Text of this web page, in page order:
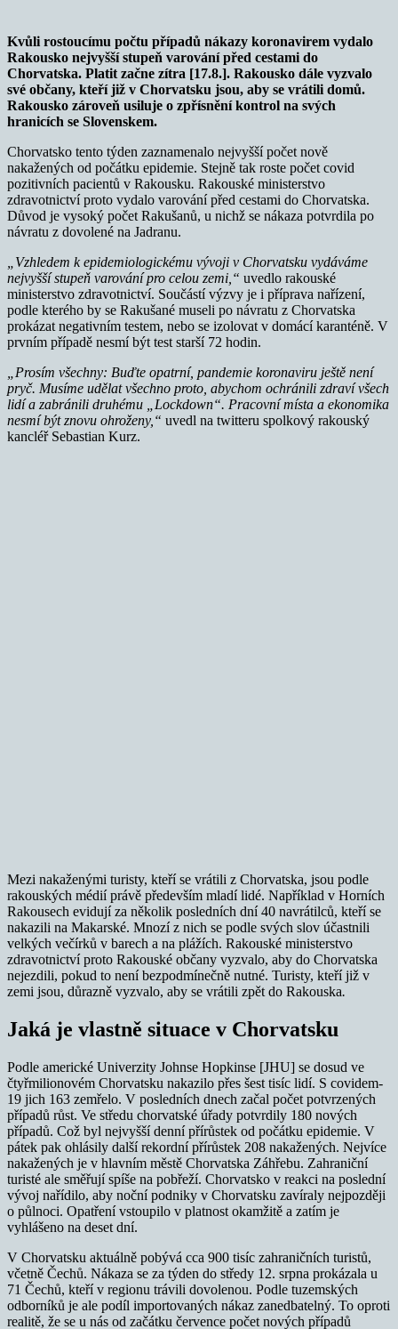
Kvůli rostoucímu počtu případů nákazy koronavirem vydalo
Rakousko nejvyšší stupeň varování před cestami do
Chorvatska. Platit začne zítra [17.8.]. Rakousko dále vyzvalo
své občany, kteří již v Chorvatsku jsou, aby se vrátili domů.
Rakousko zároveň usiluje o zpřísnění kontrol na svých
hranicích se Slovenskem.
Chorvatsko tento týden zaznamenalo nejvyšší počet nově
nakažených od počátku epidemie. Stejně tak roste počet covid
pozitivních pacientů v Rakousku. Rakouské ministerstvo
zdravotnictví proto vydalo varování před cestami do Chorvatska.
Důvod je vysoký počet Rakušanů, u nichž se nákaza potvrdila po
návratu z dovolené na Jadranu.
„Vzhledem k epidemiologickému vývoji v Chorvatsku vydáváme
nejvyšší stupeň varování pro celou zemi,“ uvedlo rakouské
ministerstvo zdravotnictví. Součástí výzvy je i příprava nařízení,
podle kterého by se Rakušané museli po návratu z Chorvatska
prokázat negativním testem, nebo se izolovat v domácí karanténě. V
prvním případě nesmí být test starší 72 hodin.
„Prosím všechny: Buďte opatrní, pandemie koronaviru ještě není
pryč. Musíme udělat všechno proto, abychom ochránili zdraví všech
lidí a zabránili druhému „Lockdown“. Pracovní místa a ekonomika
nesmí být znovu ohroženy,“ uvedl na twitteru spolkový rakouský
kancléř Sebastian Kurz.
Mezi nakaženými turisty, kteří se vrátili z Chorvatska, jsou podle
rakouských médií právě především mladí lidé. Například v Horních
Rakousech evidují za několik posledních dní 40 navrátilců, kteří se
nakazili na Makarské. Mnozí z nich se podle svých slov účastnili
velkých večírků v barech a na plážích. Rakouské ministerstvo
zdravotnictví proto Rakouské občany vyzvalo, aby do Chorvatska
nejezdili, pokud to není bezpodmínečně nutné. Turisty, kteří již v
zemi jsou, důrazně vyzvalo, aby se vrátili zpět do Rakouska.
Jaká je vlastně situace v Chorvatsku
Podle americké Univerzity Johnse Hopkinse [JHU] se dosud ve
čtyřmilionovém Chorvatsku nakazilo přes šest tisíc lidí. S covidem-
19 jich 163 zemřelo. V posledních dnech začal počet potvrzených
případů růst. Ve středu chorvatské úřady potvrdily 180 nových
případů. Což byl nejvyšší denní přírůstek od počátku epidemie. V
pátek pak ohlásily další rekordní přírůstek 208 nakažených. Nejvíce
nakažených je v hlavním městě Chorvatska Záhřebu. Zahraniční
turisté ale směřují spíše na pobřeží. Chorvatsko v reakci na poslední
vývoj nařídilo, aby noční podniky v Chorvatsku zavíraly nejpozději
o půlnoci. Opatření vstoupilo v platnost okamžitě a zatím je
vyhlášeno na deset dní.
V Chorvatsku aktuálně pobývá cca 900 tisíc zahraničních turistů,
včetně Čechů. Nákaza se za týden do středy 12. srpna prokázala u
71 Čechů, kteří v regionu trávili dovolenou. Podle tuzemských
odborníků je ale podíl importovaných nákaz zanedbatelný. To oproti
realitě, že se u nás od začátku července počet nových případů